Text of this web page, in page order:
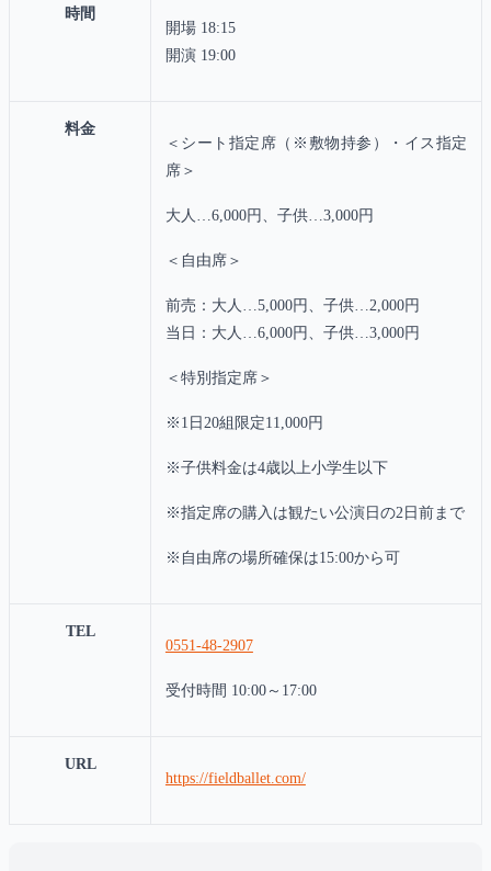
時間
開場 18:15
開演 19:00
料金
＜シート指定席（※敷物持参）・イス指定
席＞
大人…6,000円、子供…3,000円
＜自由席＞
前売：大人…5,000円、子供…2,000円
当日：大人…6,000円、子供…3,000円
＜特別指定席＞
※1日20組限定11,000円
※子供料金は4歳以上小学生以下
※指定席の購入は観たい公演日の2日前まで
※自由席の場所確保は15:00から可
TEL
0551-48-2907
受付時間 10:00～17:00
URL
https://fieldballet.com/